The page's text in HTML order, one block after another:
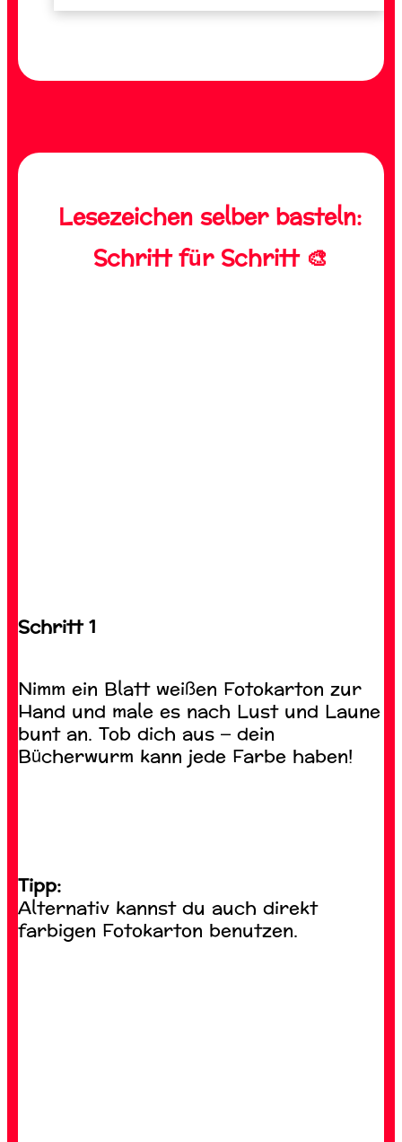
Lesezeichen selber basteln:
Schritt für Schritt 🎨
Schritt 1
Nimm ein Blatt weißen Fotokarton zur
Hand und male es nach Lust und Laune
bunt an. Tob dich aus – dein
Bücherwurm kann jede Farbe haben!
Tipp:
Alternativ kannst du auch direkt
farbigen Fotokarton benutzen.